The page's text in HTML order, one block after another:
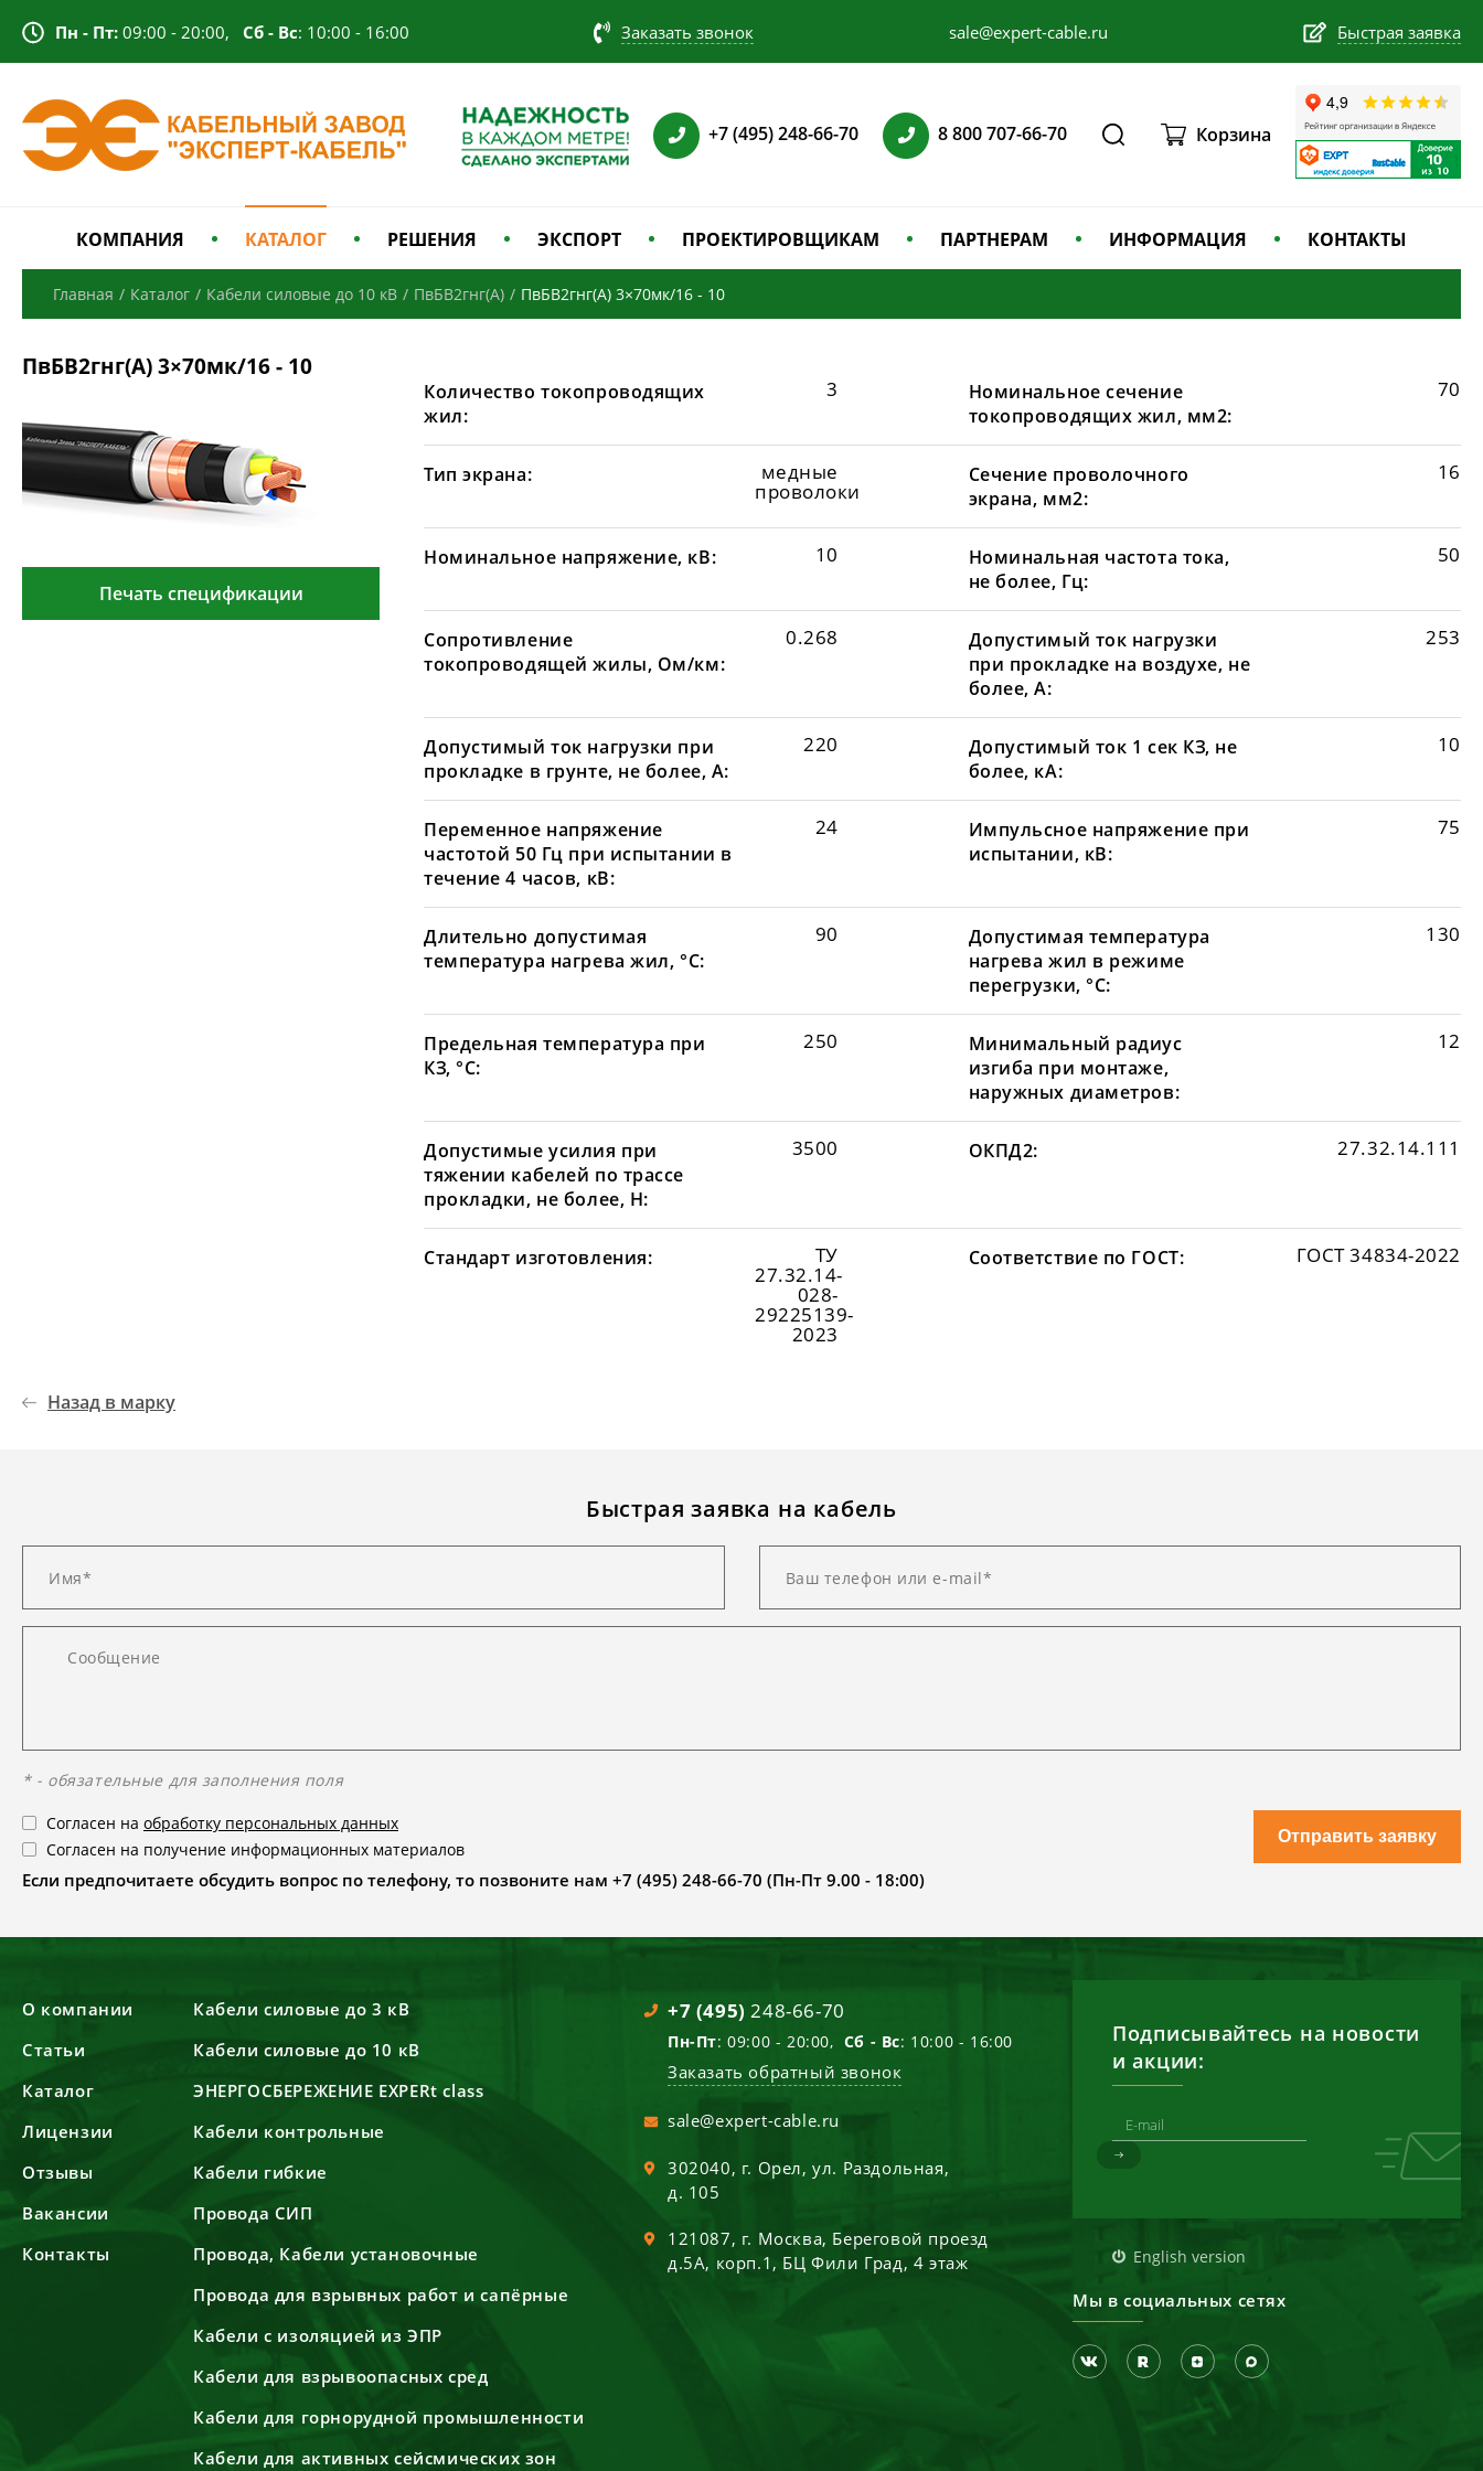
Пн - Пт: 09:00 - 20:00, Сб - Вс: 10:00 - 16:00 Заказать звонок sale@expert-cable.ru Быстрая заявка
+7 (495) 248-66-70 8 800 707-66-70 Корзина
КОМПАНИЯ КАТАЛОГ РЕШЕНИЯ ЭКСПОРТ ПРОЕКТИРОВЩИКАМ ПАРТНЕРАМ ИНФОРМАЦИЯ КОНТАКТЫ
Главная / Каталог / Кабели силовые до 10 кВ / ПвБВ2гнг(А) / ПвБВ2гнг(А) 3×70мк/16 - 10
ПвБВ2гнг(А) 3×70мк/16 - 10
Печать спецификации
Количество токопроводящих
жил:
3
Номинальное сечение
токопроводящих жил, мм2:
70
Тип экрана: медные
проволоки
Сечение проволочного
экрана, мм2:
16
Номинальное напряжение, кВ: 10
Номинальная частота тока,
не более, Гц:
50
Сопротивление
токопроводящей жилы, Ом/км:
0.268
Допустимый ток нагрузки
при прокладке на воздухе, не
более, А:
253
Допустимый ток нагрузки при
прокладке в грунте, не более, А:
220
Допустимый ток 1 сек КЗ, не
более, кА:
10
Переменное напряжение
частотой 50 Гц при испытании в
течение 4 часов, кВ:
24
Импульсное напряжение при
испытании, кВ:
75
Длительно допустимая
температура нагрева жил, °С:
90
Допустимая температура
нагрева жил в режиме
перегрузки, °С:
130
Предельная температура при
КЗ, °С:
250
Минимальный радиус
изгиба при монтаже,
наружных диаметров:
12
Допустимые усилия при
тяжении кабелей по трассе
прокладки, не более, Н:
3500 ОКПД2: 27.32.14.111
Стандарт изготовления: ТУ
27.32.14-
028-
29225139-
2023
Соответствие по ГОСТ: ГОСТ 34834-2022
Назад в марку
Быстрая заявка на кабель
* - обязательные для заполнения поля
Согласен на обработку персональных данных
Согласен на получение информационных материалов
Если предпочитаете обсудить вопрос по телефону, то позвоните нам +7 (495) 248-66-70 (Пн-Пт 9.00 - 18:00)
Отправить заявку
О компании
Статьи
Каталог
Лицензии
Отзывы
Вакансии
Контакты
Кабели силовые до 3 кВ
Кабели силовые до 10 кВ
ЭНЕРГОСБЕРЕЖЕНИЕ EXPERt class
Кабели контрольные
Кабели гибкие
Провода СИП
Провода, Кабели установочные
Провода для взрывных работ и сапёрные
Кабели с изоляцией из ЭПР
Кабели для взрывоопасных сред
Кабели для горнорудной промышленности
Кабели для активных сейсмических зон
+7 (495) 248-66-70
Пн-Пт: 09:00 - 20:00, Сб - Вс: 10:00 - 16:00
Заказать обратный звонок
sale@expert-cable.ru
302040, г. Орел,ул. Раздольная,
д. 105
121087, г. Москва, Береговой проезд
д.5А, корп.1, БЦ Фили Град, 4 этаж
Подписывайтесь на новости
и акции:
English version
Мы в социальных сетях